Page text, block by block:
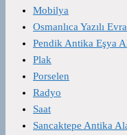
Mobilya
Osmanlıca Yazılı
Pendik Antika Eşya
Plak
Porselen
Radyo
Saat
Sancaktepe Antika